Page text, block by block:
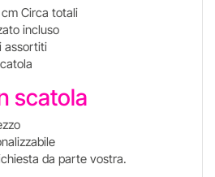
cm Circa totali
incluso
assortiti
scatola
da parte vostra.